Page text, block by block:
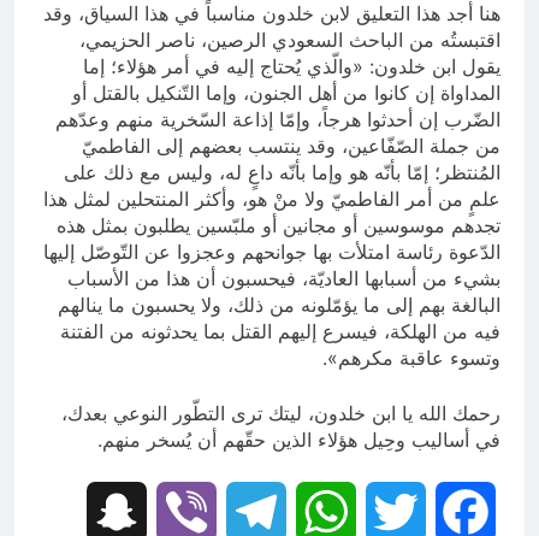
هنا أجد هذا التعليق لابن خلدون مناسباً في هذا السياق، وقد
اقتبستُه من الباحث السعودي الرصين، ناصر الحزيمي،
يقول ابن خلدون: «والّذي يُحتاج إليه في أمر هؤلاء؛ إما
المداواة إن كانوا من أهل الجنون، وإما التّنكيل بالقتل أو
الضّرب إن أحدثوا هرجاً، وإمّا إذاعة السّخرية منهم وعدّهم
من جملة الصّفّاعين، وقد ينتسب بعضهم إلى الفاطميّ
المُنتظر؛ إمّا بأنّه هو وإما بأنّه داعٍ له، وليس مع ذلك على
علمٍ من أمر الفاطميّ ولا منْ هو، وأكثر المنتحلين لمثل هذا
تجدهم موسوسين أو مجانين أو ملبّسين يطلبون بمثل هذه
الدّعوة رئاسة امتلأت بها جوانحهم وعجزوا عن التّوصّل إليها
بشيء من أسبابها العاديّة، فيحسبون أن هذا من الأسباب
البالغة بهم إلى ما يؤمّلونه من ذلك، ولا يحسبون ما ينالهم
فيه من الهلكة، فيسرع إليهم القتل بما يحدثونه من الفتنة
وتسوء عاقبة مكرهم».
رحمك الله يا ابن خلدون، ليتك ترى التطّور النوعي بعدك،
في أساليب وحِيل هؤلاء الذين حقّهم أن يُسخر منهم.
Facebook
Twitter
WhatsApp
Telegram
Viber